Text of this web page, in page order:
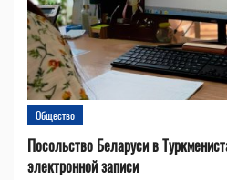
Общество
Посольство Беларуси в
электронной записи